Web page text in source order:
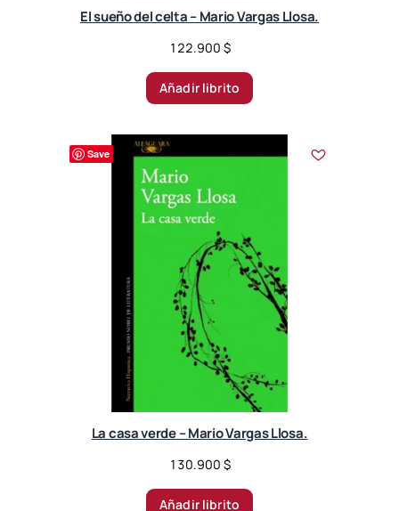
El sueño del celta – Mario Vargas Llosa.
122.900 $
Añadir librito
Save
La casa verde – Mario Vargas Llosa.
130.900 $
Añadir librito